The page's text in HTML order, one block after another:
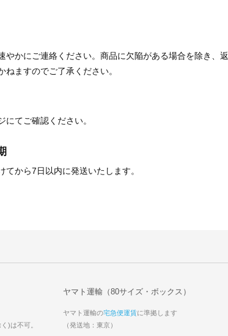
やかにご連絡ください。商品に欠陥がある場合を除き、返
ねますのでご了承ください。
にてご確認ください。
てから7日以内に発送いたします。
)は不可。
ヤマト運輸（80サイズ・ボックス）
ヤマト運輸の宅急便運賃に準拠します
（発送地：東京）